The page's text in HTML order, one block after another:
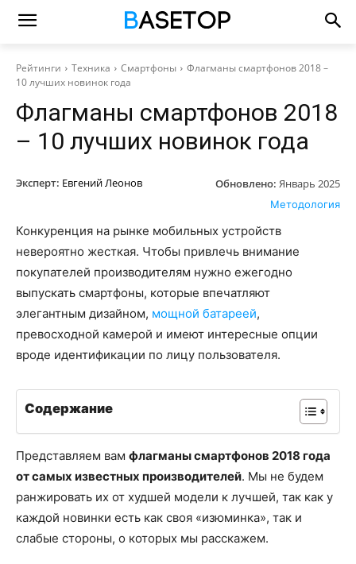
Рейтинги Техника Смартфоны
Флагманы смартфонов 2018 –
10 лучших новинок года
Флагманы смартфонов 2018
– 10 лучших новинок года
Эксперт: Евгений Леонов Обновлено: Январь 2025
Методология
Конкуренция на рынке мобильных устройств
невероятно жесткая. Чтобы привлечь внимание
покупателей производителям нужно ежегодно
выпускать смартфоны, которые впечатляют
элегантным дизайном, мощной батареей,
превосходной камерой и имеют интересные опции
вроде идентификации по лицу пользователя.
Содержание
Представляем вам флагманы смартфонов 2018 года
от самых известных производителей. Мы не будем
ранжировать их от худшей модели к лучшей, так как у
каждой новинки есть как своя «изюминка», так и
слабые стороны, о которых мы расскажем.